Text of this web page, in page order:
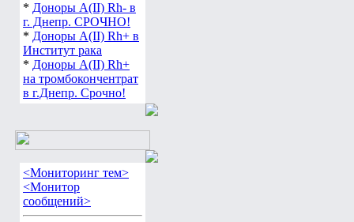
* Доноры А(ІІ) Rh- в
г. Днепр. СРОЧНО!
* Доноры А(ІІ) Rh+ в
Институт рака
* Доноры А(ІІ) Rh+
на тромбокончентрат
в г.Днепр. Срочно!
<Мониторинг тем>
<Монитор
сообщений>